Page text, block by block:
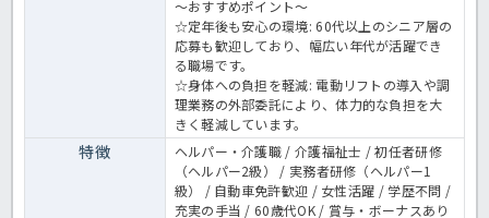
～おすすめポイント～
☆定年後も安心の環境: 60代以上のシニア層の
応募も歓迎しており、幅広い年代が活躍でき
る職場です。
☆身体への負担を軽減: 電動リフトの導入や調
理業務の外部委託により、体力的な負担を大
きく軽減しています。
特徴
ヘルパー・介護職 / 介護福祉士 / 初任者研修
（ヘルパー2級） / 実務者研修（ヘルパー1
級） / 自動車免許歓迎 / 女性活躍 / 学歴不問 /
充実の手当 / 60歳代OK / 賞与・ボーナスあり